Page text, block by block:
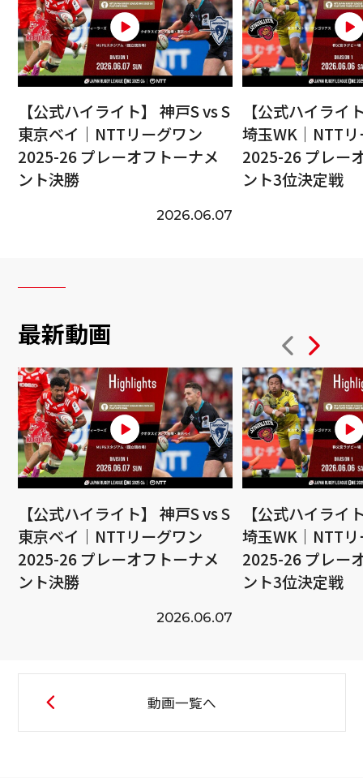
【公式ハイライト】 神戸S vs S
東京ベイ｜NTTリーグワン
2025-26 プレーオフトーナメ
ント決勝
2026.06.07
【公式ハイライ
埼玉WK｜NTT
2025-26 プレー
ント3位決定戦
最新動画
【公式ハイライト】 神戸S vs S
東京ベイ｜NTTリーグワン
2025-26 プレーオフトーナメ
ント決勝
2026.06.07
【公式ハイライ
埼玉WK｜NTT
2025-26 プレー
ント3位決定戦
動画一覧へ